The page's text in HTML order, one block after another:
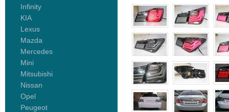
Infinity
KIA
Lexus
Mazda
Mercedes
Mini
Mitsubishi
Nissan
Opel
Peugeot